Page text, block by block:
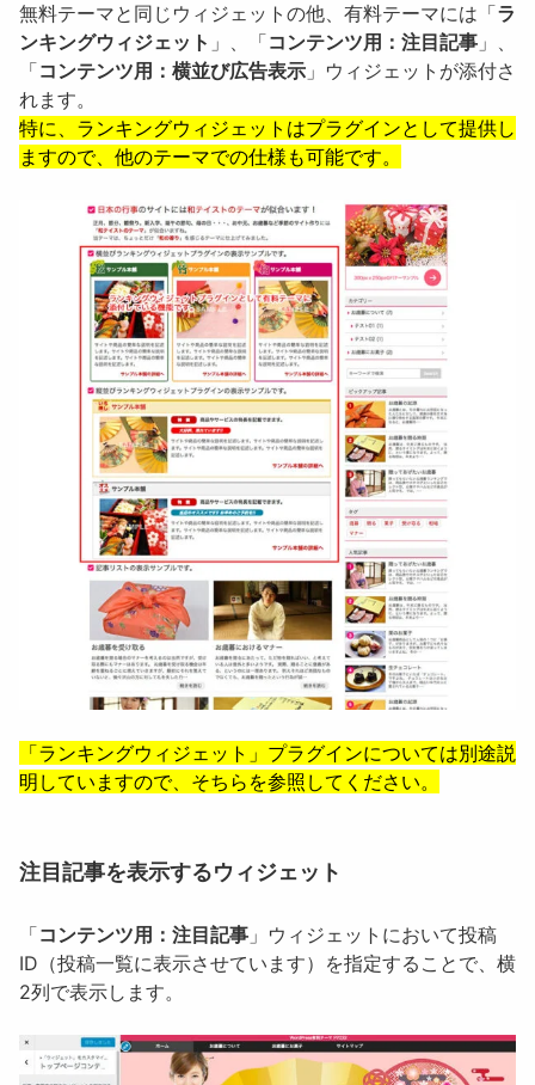
無料テーマと同じウィジェットの他、有料テーマには「ラ
ンキングウィジェット 」、「コンテンツ用：注目記事 」、
「コンテンツ用：横並び広告表示 」ウィジェットが添付さ
れます。
特に、ランキングウィジェットはプラグインとして提供し
ますので、他のテーマでの仕様も可能です。
「ランキングウィジェット」プラグインについては別途説
明していますので、そちらを参照してください。
注目記事を表示するウィジェット
「コンテンツ用：注目記事 」ウィジェットにおいて投稿
ID（投稿一覧に表示させています）を指定することで、横
2列で表示します。